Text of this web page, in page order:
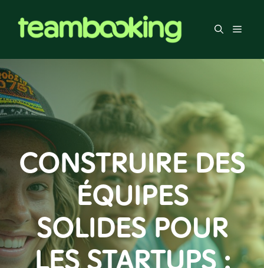
contenu
Menu
CONSTRUIRE DES
ÉQUIPES
SOLIDES POUR
LES STARTUPS :